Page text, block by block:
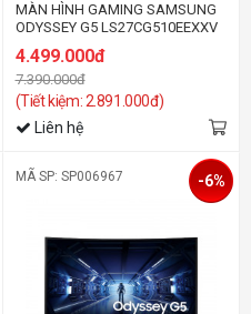
MÀN HÌNH GAMING SAMSUNG
ODYSSEY G5 LS27CG510EEXXV
(27 INCH/QHD/VA/165HZ/1MS)
4.499.000đ
7.390.000đ
(Tiết kiệm: 2.891.000đ)
Liên hệ
MÃ SP: SP006967 -6%